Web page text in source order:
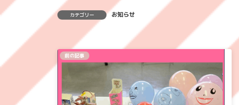
カテゴリー お知らせ
前の記事